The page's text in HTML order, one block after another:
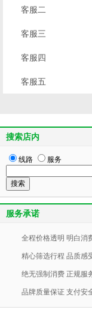
客服二
客服三
客服四
客服五
搜索店内
线路 服务
服务承诺
全程价格透明 明白消
精心筛选行程 品质感
绝无强制消费 正规服
品牌质量保证 支付安